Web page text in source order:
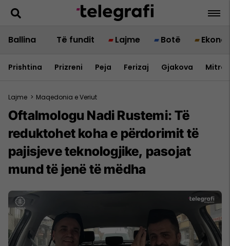
Ballina Të fundit Lajme Botë
Prishtina Prizreni Peja Ferizaj Gjakova
Lajme > Maqedonia e Veriut
Oftalmologu Nadi Rustemi: Të
reduktohet koha e përdorimit të
pajisjeve teknologjike, pasojat
mund të jenë të mëdha